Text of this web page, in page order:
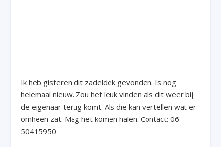
Ik heb gisteren dit zadeldek gevonden. Is nog
helemaal nieuw. Zou het leuk vinden als dit weer bij
de eigenaar terug komt. Als die kan vertellen wat er
omheen zat. Mag het komen halen. Contact: 06
50415950